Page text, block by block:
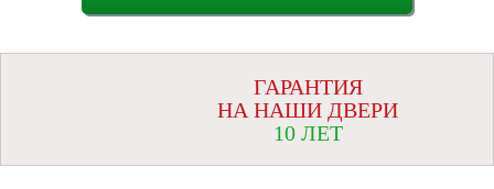
ГАРАНТИЯ
НА НАШИ ДВЕРИ
10 ЛЕТ